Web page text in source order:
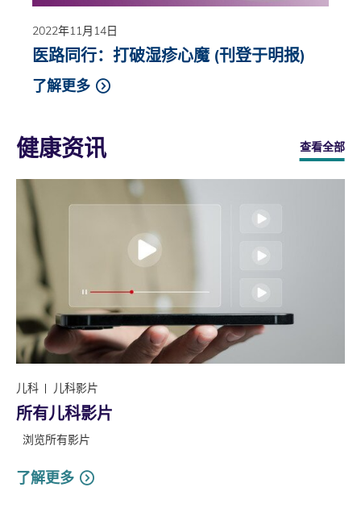
2022年11月14日
医路同行：打破湿疹心魔 (刊登于明报)
了解更多
健康资讯 查看全部
儿科 儿科影片
所有儿科影片
浏览所有影片
了解更多